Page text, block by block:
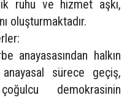
ruhu ve hizmet aşkı,
oluşturmaktadır.
anayasasından halkın
sürece geçiş,
demokrasinin